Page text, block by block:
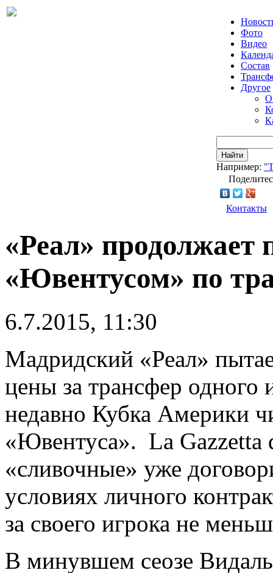
Фото
Видео
Состав
Другое
О
Найти
Например:
Контакты
«Реал» продолжает
«Ювентусом» по
6.7.2015, 11:30
Мадридский «Реал»
цены за трансфер одного
недавно Кубка Америки
«Ювентуса». La Gazzetta
«сливочные» уже
условиях личного
за своего игрока не
В минувшем сеозе